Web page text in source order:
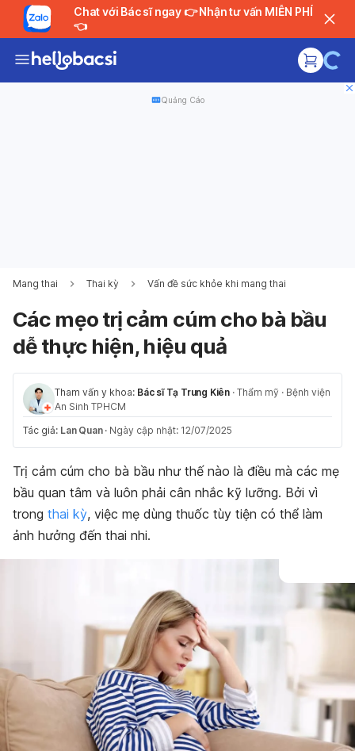
Chat với Bác sĩ ngay 👉 Nhận tư vấn MIỄN PHÍ
👈
Quảng Cáo
Mang thai Thai kỳ Vấn đề sức khỏe khi mang thai
Các mẹo trị cảm cúm cho bà bầu
dễ thực hiện, hiệu quả
Tham vấn y khoa: Bác sĩ Tạ Trung Kiên · Thẩm mỹ · Bệnh viện
An Sinh TPHCM
Tác giả: Lan Quan · Ngày cập nhật: 12/07/2025
Trị cảm cúm cho bà bầu như thế nào là điều mà các mẹ
bầu quan tâm và luôn phải cân nhắc kỹ lưỡng. Bởi vì
trong thai kỳ, việc mẹ dùng thuốc tùy tiện có thể làm
ảnh hưởng đến thai nhi.